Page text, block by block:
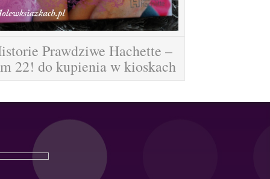
Prawdziwe Hachette –
22! do kupienia w kioskach